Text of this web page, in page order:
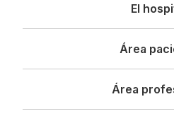
principal
El
Área
Área